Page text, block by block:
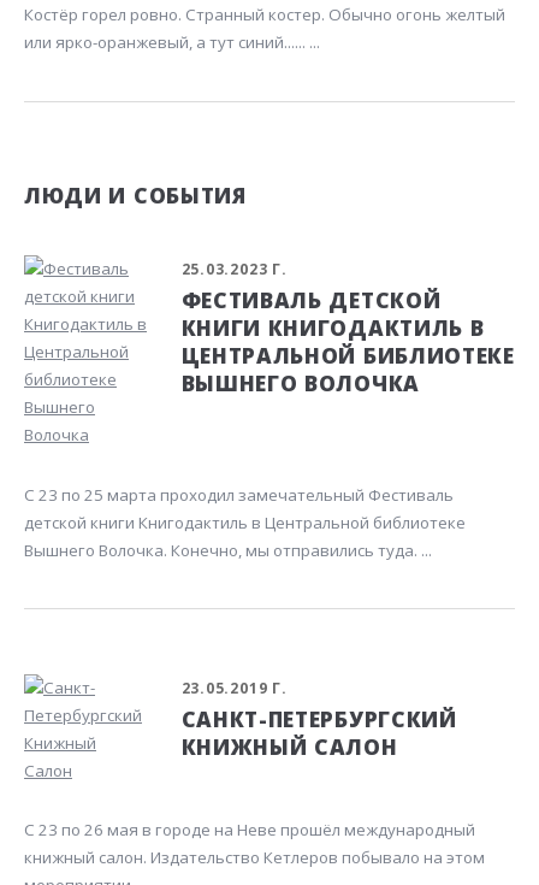
Костёр горел ровно. Странный костер. Обычно огонь желтый
или ярко-оранжевый, а тут синий...... ...
ЛЮДИ И СОБЫТИЯ
25.03.2023 Г.
ФЕСТИВАЛЬ ДЕТСКОЙ
КНИГИ КНИГОДАКТИЛЬ В
ЦЕНТРАЛЬНОЙ БИБЛИОТЕКЕ
ВЫШНЕГО ВОЛОЧКА
С 23 по 25 марта проходил замечательный Фестиваль
детской книги Книгодактиль в Центральной библиотеке
Вышнего Волочка. Конечно, мы отправились туда. ...
23.05.2019 Г.
САНКТ-ПЕТЕРБУРГСКИЙ
КНИЖНЫЙ САЛОН
С 23 по 26 мая в городе на Неве прошёл международный
книжный салон. Издательство Кетлеров побывало на этом